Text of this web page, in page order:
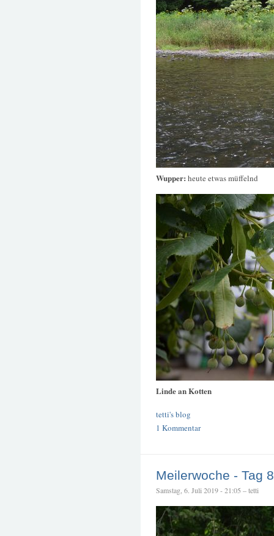
Wupper: heute etwas müffelnd
Linde an Kotten
tetti's blog
1 Kommentar
Meilerwoche - Tag 8
Samstag, 6. Juli 2019 - 21:05 – tetti